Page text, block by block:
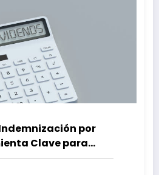
por
Clave para
Laborales